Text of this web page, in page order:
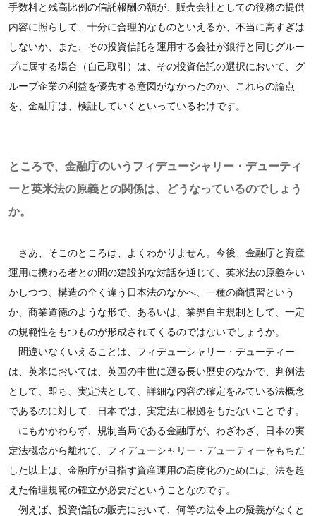
手数料と残高比例の信託報酬の額が、販売会社としての役務の提供
内容に照らして、十分に合理的なものといえるか、不当に高すぎは
しないか、また、その投資信託を運用する会社が銀行と同じグルー
プに属する場合（自己取引）は、その投資信託の選択において、グ
ループ企業の利益を優先する意図がなかったのか、これらの論点
を、金融庁は、検証していくといっているわけです。
ところで、金融庁のいうフィデューシャリー・デューティ
ーと英米法の原義との関係は、どうなっているのでしょう
か。
さあ、そこのところは、よくわかりません。今後、金融庁と資産
運用に携わる者との間の建設的な対話を通じて、英米法の原義をい
かしつつ、構造の全く違う日本法のなかへ、一種の商慣習という
か、商業道徳のような形で、あるいは、業界自主規制として、一定
の規範性をもつものが形成されてくるのではないでしょうか。
間違いなくいえることは、フィデューシャリー・デューティー
は、英米においては、英国の中世に遡る長い歴史のなかで、判例法
として、即ち、実定法として、詳細な内容の確定をみている法概念
であるのに対して、日本では、実定法に根拠をもたないことです。
にもかかわらず、規制当局である金融庁が、わざわざ、日本の実
定法概念から離れて、フィデューシャリー・デューティーをもちだ
した以上は、金融庁が目指す資産運用の高度化のためには、法を超
えた倫理規範の確立が必要だということなのです。
例えば、投資信託の販売において、何等の法令上の疑義がなくと